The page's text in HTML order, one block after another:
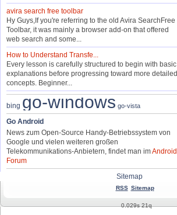
avira search free toolbar
Hy Guys,If you're referring to the old Avira SearchFree
Toolbar, it was mainly a browser add-on that offered
web search and some...
How to Understand Transfe...
Every lesson is carefully structured to begin with basic
explanations before progressing toward more detailed
concepts. Beginner...
bing go-windows go-vista
Go Android
News zum Open-Source Handy-Betriebssystem von
Google und vielen weiteren großen
Telekommunikations-Anbietern, findet man imAndroid
Forum
Sitemap
RSS Sitemap
0.029s 21q